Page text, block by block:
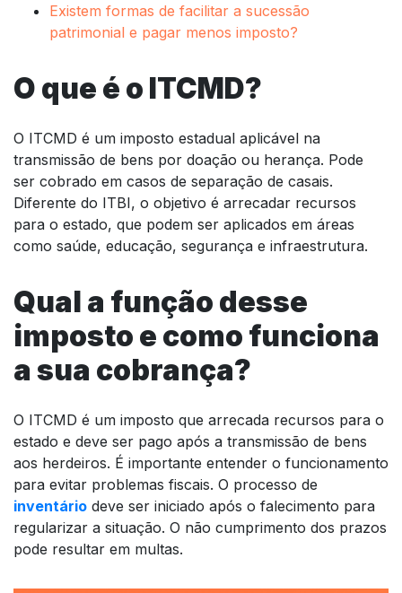
Existem formas de facilitar a sucessão
patrimonial e pagar menos imposto?
O que é o ITCMD?
O ITCMD é um imposto estadual aplicável na
transmissão de bens por doação ou herança. Pode
ser cobrado em casos de separação de casais.
Diferente do ITBI, o objetivo é arrecadar recursos
para o estado, que podem ser aplicados em áreas
como saúde, educação, segurança e infraestrutura.
Qual a função desse
imposto e como funciona
a sua cobrança?
O ITCMD é um imposto que arrecada recursos para o
estado e deve ser pago após a transmissão de bens
aos herdeiros. É importante entender o funcionamento
para evitar problemas fiscais. O processo de
inventário deve ser iniciado após o falecimento para
regularizar a situação. O não cumprimento dos prazos
pode resultar em multas.